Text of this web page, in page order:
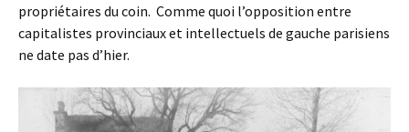
propriétaires du coin. Comme quoi l’opposition entre
capitalistes provinciaux et intellectuels de gauche parisiens
ne date pas d’hier.